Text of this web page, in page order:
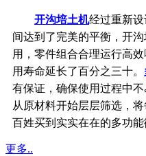
开沟培土机经过重新
间达到了完美的平衡，开
用，零件组合合理运行高
用寿命延长了百分之三十。
有保证，确保使用过程中
从原材料开始层层筛选，
百姓买到实实在在的多功能
更多..